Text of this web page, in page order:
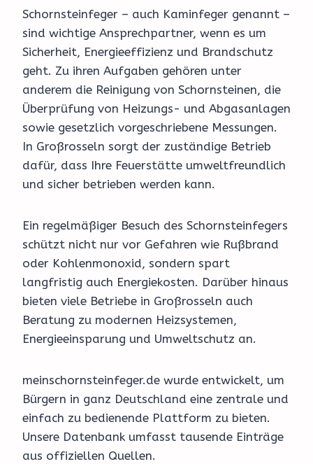
Schornsteinfeger – auch Kaminfeger genannt –
sind wichtige Ansprechpartner, wenn es um
Sicherheit, Energieeffizienz und Brandschutz
geht. Zu ihren Aufgaben gehören unter
anderem die Reinigung von Schornsteinen, die
Überprüfung von Heizungs- und Abgasanlagen
sowie gesetzlich vorgeschriebene Messungen.
In Großrosseln sorgt der zuständige Betrieb
dafür, dass Ihre Feuerstätte umweltfreundlich
und sicher betrieben werden kann.
Ein regelmäßiger Besuch des Schornsteinfegers
schützt nicht nur vor Gefahren wie Rußbrand
oder Kohlenmonoxid, sondern spart
langfristig auch Energiekosten. Darüber hinaus
bieten viele Betriebe in Großrosseln auch
Beratung zu modernen Heizsystemen,
Energieeinsparung und Umweltschutz an.
meinschornsteinfeger.de wurde entwickelt, um
Bürgern in ganz Deutschland eine zentrale und
einfach zu bedienende Plattform zu bieten.
Unsere Datenbank umfasst tausende Einträge
aus offiziellen Quellen.